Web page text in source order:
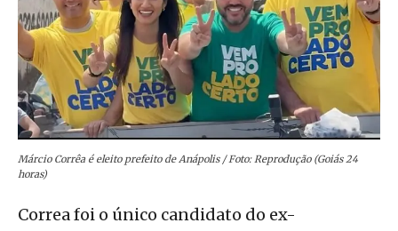
Márcio Corrêa é eleito prefeito de Anápolis / Foto: Reprodução (Goiás 24
horas)
Correa foi o único candidato do ex-